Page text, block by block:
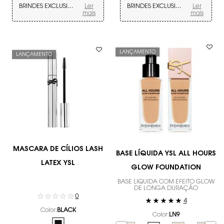
BRINDES EXCLUSIVOS
Ler
mais
BRINDES EXCLUSIVOS
Ler
mais
LANÇAMENTO
MASCARA DE CÍLIOS LASH
LATEX YSL
0
Color: BLACK
LANÇAMENTO
BASE LÍQUIDA YSL ALL HOURS
GLOW FOUNDATION
BASE LIQUIDA COM EFEITO GLOW
DE LONGA DURAÇÃO
4
Color: LN9